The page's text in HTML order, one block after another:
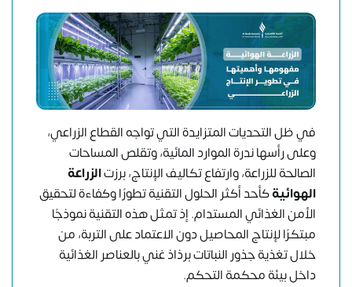
في ظل التحديات المتزايدة التي تواجه القطاع الزراعي،
وعلى رأسها ندرة الموارد المائية، وتقلص المساحات
الصالحة للزراعة، وارتفاع تكاليف الإنتاج، برزتالزراعة
الهوائيةكأحد أكثر الحلول التقنية تطورًا وكفاءة لتحقيق
الأمن الغذائي المستدام. إذ تمثل هذه التقنية نموذجًا
مبتكرًا لإنتاج المحاصيل دون الاعتماد على التربة، من
خلال تغذية جذور النباتات برذاذ غني بالعناصر الغذائية
داخل بيئة محكمة التحكم.